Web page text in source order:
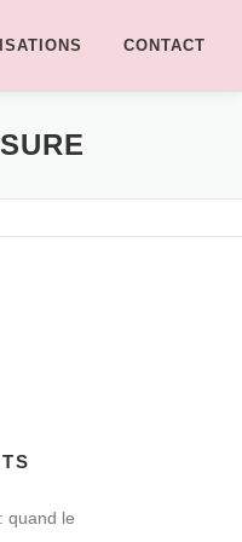
CONTACT
quand le